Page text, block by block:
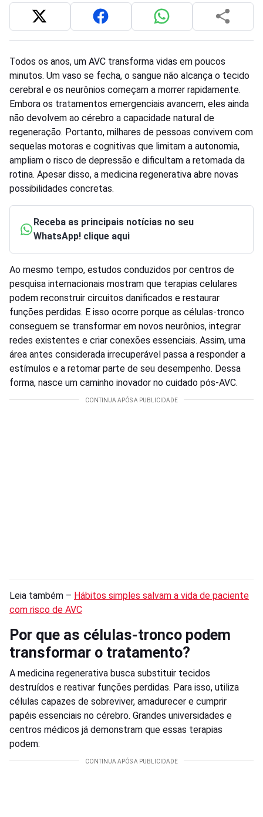
Todos os anos, um AVC transforma vidas em poucos
minutos. Um vaso se fecha, o sangue não alcança o tecido
cerebral e os neurônios começam a morrer rapidamente.
Embora os tratamentos emergenciais avancem, eles ainda
não devolvem ao cérebro a capacidade natural de
regeneração. Portanto, milhares de pessoas convivem com
sequelas motoras e cognitivas que limitam a autonomia,
ampliam o risco de depressão e dificultam a retomada da
rotina. Apesar disso, a medicina regenerativa abre novas
possibilidades concretas.
Receba as principais notícias no seu
WhatsApp! clique aqui
Ao mesmo tempo, estudos conduzidos por centros de
pesquisa internacionais mostram que terapias celulares
podem reconstruir circuitos danificados e restaurar
funções perdidas. E isso ocorre porque as células-tronco
conseguem se transformar em novos neurônios, integrar
redes existentes e criar conexões essenciais. Assim, uma
área antes considerada irrecuperável passa a responder a
estímulos e a retomar parte de seu desempenho. Dessa
forma, nasce um caminho inovador no cuidado pós-AVC.
Leia também – Hábitos simples salvam a vida de paciente
com risco de AVC
Por que as células-tronco podem
transformar o tratamento?
A medicina regenerativa busca substituir tecidos
destruídos e reativar funções perdidas. Para isso, utiliza
células capazes de sobreviver, amadurecer e cumprir
papéis essenciais no cérebro. Grandes universidades e
centros médicos já demonstram que essas terapias
podem: